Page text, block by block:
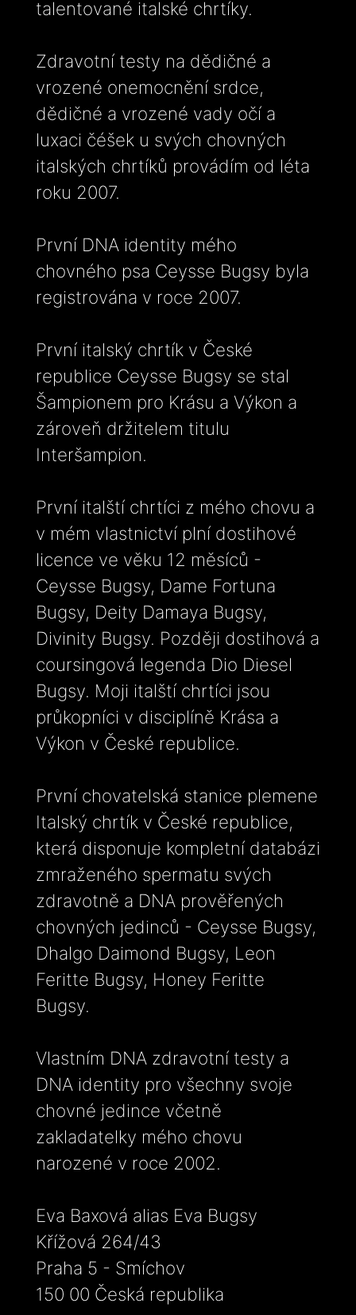
talentované italské chrtíky.
Zdravotní testy na dědičné a
vrozené onemocnění srdce,
dědičné a vrozené vady očí a
luxaci čéšek u svých chovných
italských chrtíků provádím od léta
roku 2007.
První DNA identity mého
chovného psa Ceysse Bugsy byla
registrována v roce 2007.
První italský chrtík v České
republice Ceysse Bugsy se stal
Šampionem pro Krásu a Výkon a
zároveň držitelem titulu
Interšampion.
První italští chrtíci z mého chovu a
v mém vlastnictví plní dostihové
licence ve věku 12 měsíců -
Ceysse Bugsy, Dame Fortuna
Bugsy, Deity Damaya Bugsy,
Divinity Bugsy. Později dostihová a
coursingová legenda Dio Diesel
Bugsy. Moji italští chrtíci jsou
průkopníci v disciplíně Krása a
Výkon v České republice.
První chovatelská stanice plemene
Italský chrtík v České republice,
která disponuje kompletní databázi
zmraženého spermatu svých
zdravotně a DNA prověřených
chovných jedinců - Ceysse Bugsy,
Dhalgo Daimond Bugsy, Leon
Feritte Bugsy, Honey Feritte
Bugsy.
Vlastním DNA zdravotní testy a
DNA identity pro všechny svoje
chovné jedince včetně
zakladatelky mého chovu
narozené v roce 2002.
Eva Baxová alias Eva Bugsy
Křížová 264/43
Praha 5 - Smíchov
150 00 Česká republika